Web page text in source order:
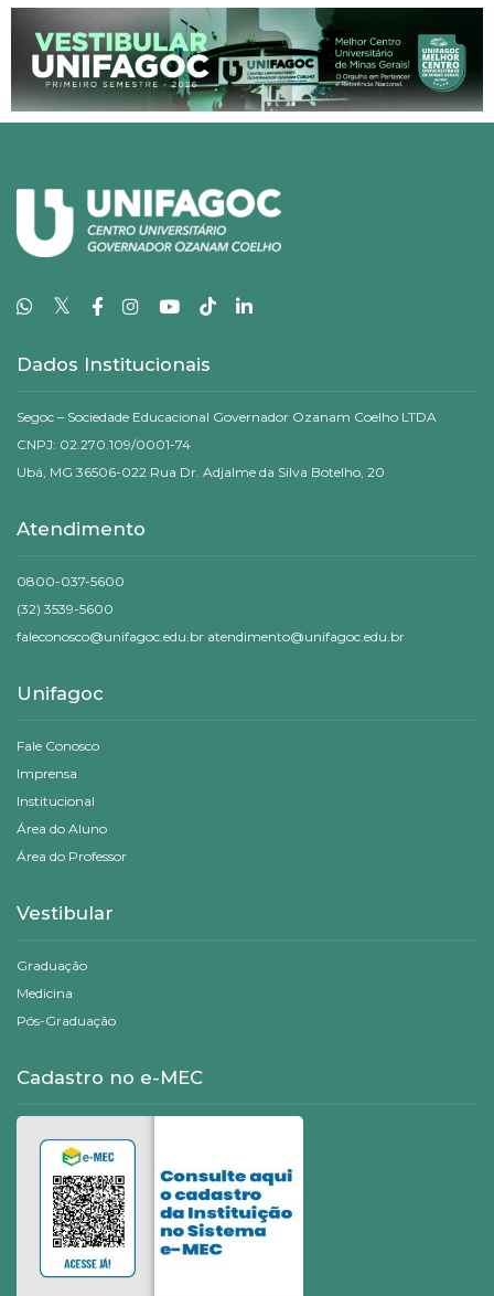
𝕏
Dados Institucionais
Segoc – Sociedade Educacional Governador Ozanam Coelho LTDA
CNPJ: 02.270.109/0001-74
Ubá, MG 36506-022 Rua Dr. Adjalme da Silva Botelho, 20
Atendimento
0800-037-5600
(32) 3539-5600
faleconosco@unifagoc.edu.br atendimento@unifagoc.edu.br
Unifagoc
Fale Conosco
Imprensa
Institucional
Área do Aluno
Área do Professor
Vestibular
Graduação
Medicina
Pós-Graduação
Cadastro no e-MEC